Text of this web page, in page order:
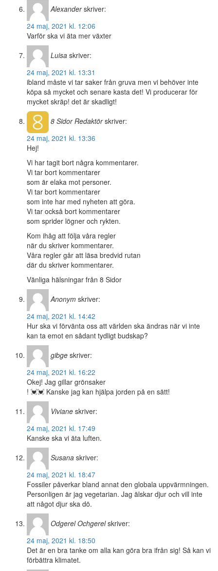
Alexander skriver:
24 maj, 2021 kl. 12:06
Varför ska vi äta mer växter
Luisa skriver:
24 maj, 2021 kl. 13:31
ibland måste vi tar saker från gruva men vi behöver inte
köpa så mycket och senare kasta det! Vi producerar för
mycket skräp! det är skadligt!
8 SidorRedaktör skriver:
24 maj, 2021 kl. 13:36
Hej!
Vi har tagit bort några kommentarer.
Vi tar bort kommentarer
som är elaka mot personer.
Vi tar bort kommentarer
som inte har med nyheten att göra.
Vi tar också bort kommentarer
som sprider lögner och rykten.
Kom ihåg att följa våra regler
när du skriver kommentarer.
Våra regler går att läsa bredvid rutan
där du skriver kommentarer.
Vänliga hälsningar från 8 Sidor
Anonym skriver:
24 maj, 2021 kl. 14:42
Hur ska vi förvänta oss att världen ska ändras när vi inte
kan ta emot en sådant tydligt budskap?
gibge skriver:
24 maj, 2021 kl. 16:22
Okej! Jag gillar grönsaker
! 💓💓 Kanske jag kan hjälpa jorden på en sätt!
Viviane skriver:
24 maj, 2021 kl. 17:49
Kanske ska vi äta luften.
Susana skriver:
24 maj, 2021 kl. 18:47
Fossiler påverkar bland annat den globala uppvärmningen.
Personligen är jag vegetarian. Jag älskar djur och vill inte
att något djur ska dö.
Odgerel Ochgerel skriver:
24 maj, 2021 kl. 18:50
Det är en bra tanke om alla kan göra bra ifrån sig! Så kan vi
förbättra klimatet.